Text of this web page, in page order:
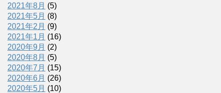
2021年8月 (5)
2021年5月 (8)
2021年2月 (9)
2021年1月 (16)
2020年9月 (2)
2020年8月 (5)
2020年7月 (15)
2020年6月 (26)
2020年5月 (10)